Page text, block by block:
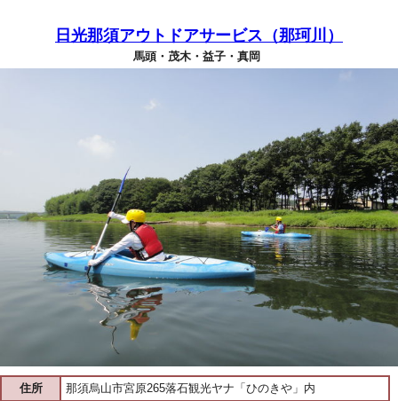
日光那須アウトドアサービス（那珂川）
馬頭・茂木・益子・真岡
住所 那須烏山市宮原265落石観光ヤナ「ひのきや」内